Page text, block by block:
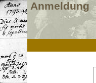
Anmeldung